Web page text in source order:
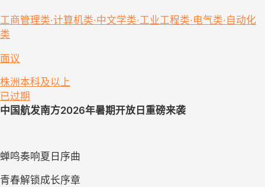
工商管理类·计算机类·中文学类·工业工程类·电气类·自动化
类
面议
株洲本科及以上
已过期
中国航发南方2026年暑期开放日重磅来袭
蝉鸣奏响夏日序曲
青春解锁成长序章